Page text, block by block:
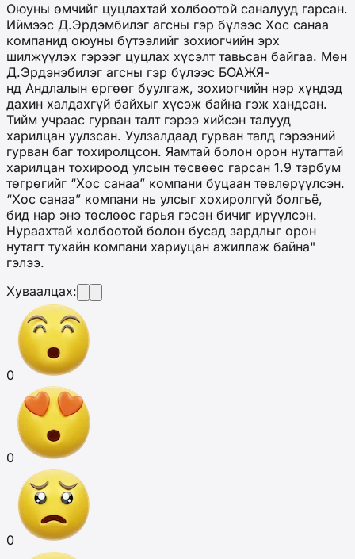
Оюуны өмчийг цуцлахтай холбоотой саналууд гарсан.
Иймээс Д.Эрдэмбилэг агсны гэр бүлээс Хос санаа
компанид оюуны бүтээлийг зохиогчийн эрх
шилжүүлэх гэрээг цуцлах хүсэлт тавьсан байгаа. Мөн
Д.Эрдэнэбилэг агсны гэр бүлээс БОАЖЯ-
нд Андлалын өргөөг буулгаж, зохиогчийн нэр хүндэд
дахин халдахгүй байхыг хүсэж байна гэж хандсан.
Тийм учраас гурван талт гэрээ хийсэн талууд
харилцан уулзсан. Уулзалдаад гурван талд гэрээний
гурван баг тохиролцсон. Яамтай болон орон нутагтай
харилцан тохироод улсын төсвөөс гарсан 1.9 тэрбум
төгрөгийг “Хос санаа” компани буцаан төвлөрүүлсэн.
“Хос санаа” компани нь улсыг хохиролгүй болгьё,
бид нар энэ төслөөс гарья гэсэн бичиг ирүүлсэн.
Нураахтай холбоотой болон бусад зардлыг орон
нутагт тухайн компани хариуцан ажиллаж байна"
гэлээ.
Хуваалцах:
0
0
0